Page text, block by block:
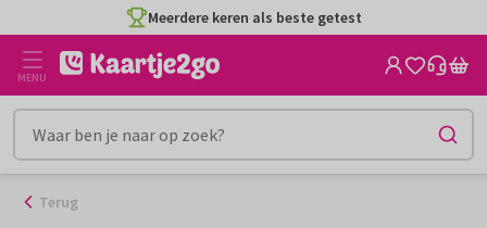
naar
inhoud
Meerdere keren als beste getest
MENU
Terug